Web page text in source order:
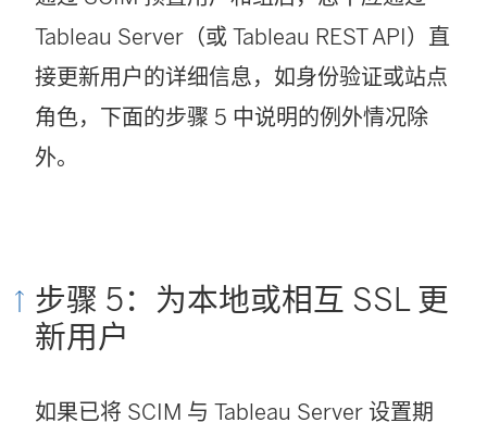
Tableau Server（或 Tableau REST API）直
接更新用户的详细信息，如身份验证或站点
角色，下面的步骤 5 中说明的例外情况除
外。
步骤 5：为本地或相互 SSL 更
新用户
如果已将 SCIM 与 Tableau Server 设置期